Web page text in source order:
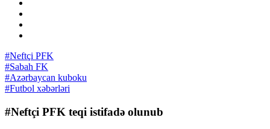
#Neftçi PFK
#Sabah FK
#Azərbaycan kuboku
#Futbol xəbərləri
#Neftçi PFK teqi istifadə olunub